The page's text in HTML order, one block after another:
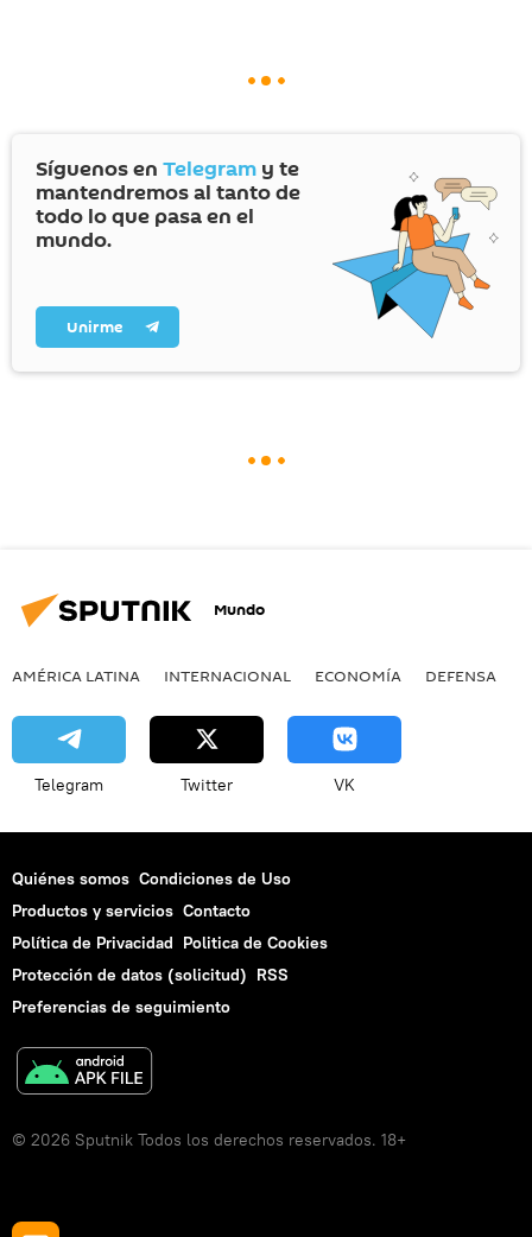
Síguenos en Telegram y te
mantendremos al tanto de
todo lo que pasa en el
mundo.
Unirme
Mundo
AMÉRICA LATINA INTERNACIONAL ECONOMÍA DEFENSA
Telegram Twitter VK
Quiénes somos Condiciones de Uso
Productos y servicios Contacto
Política de Privacidad Politica de Cookies
Protección de datos (solicitud) RSS
Preferencias de seguimiento
© 2026 Sputnik Todos los derechos reservados. 18+